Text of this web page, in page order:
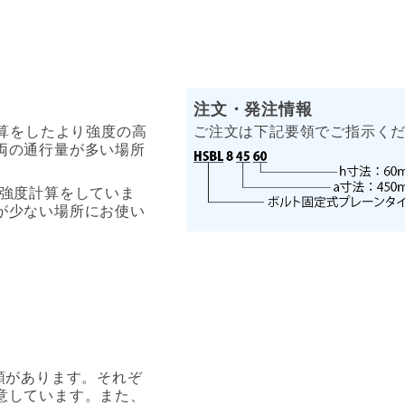
をしたより強度の高
の通行量が多い場所
度計算をしていま
少ない場所にお使い
あります。それぞ
ています。また、
注文・発注情報
ご注文は下記要領でご指示く